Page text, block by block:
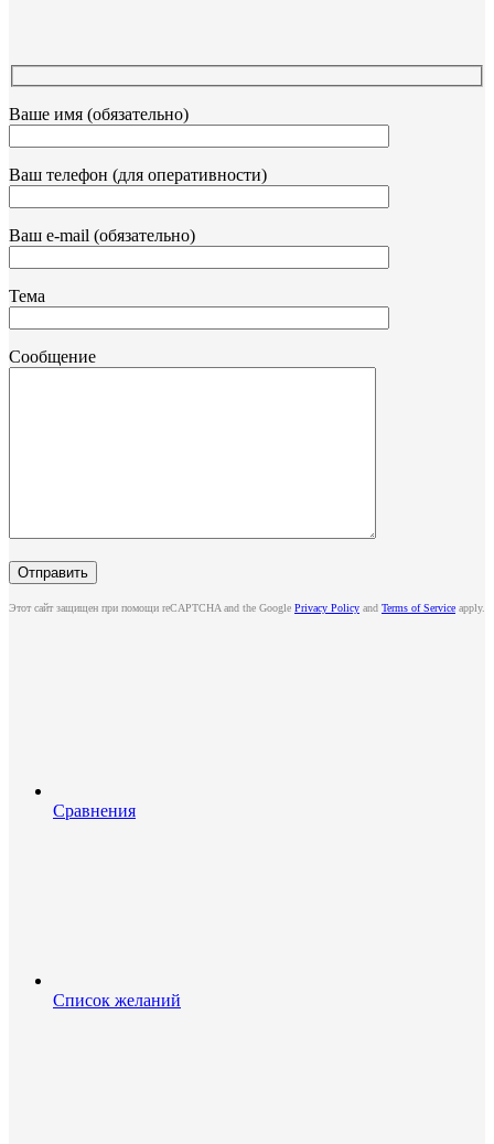
Ваше имя (обязательно)
Ваш телефон (для оперативности)
Ваш e-mail (обязательно)
Тема
Сообщение
Этот сайт защищен при помощи reCAPTCHA and the Google Privacy Policy and Terms of Service apply.
Сравнения
Список желаний